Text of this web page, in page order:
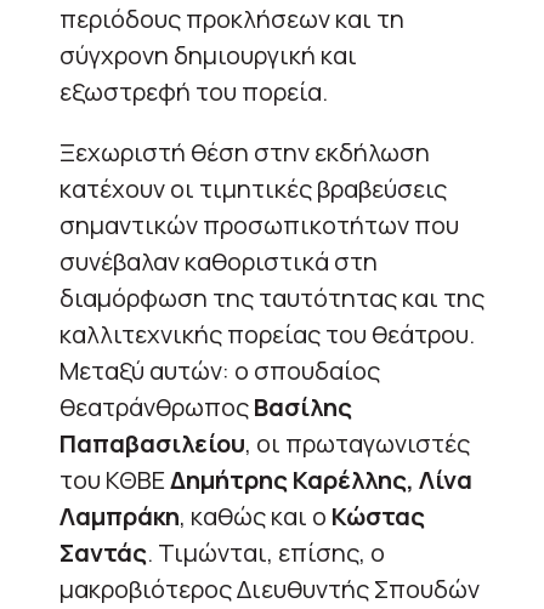
περιόδους προκλήσεων και τη
σύγχρονη δημιουργική και
εξωστρεφή του πορεία.
Ξεχωριστή θέση στην εκδήλωση
κατέχουν οι τιμητικές βραβεύσεις
σημαντικών προσωπικοτήτων που
συνέβαλαν καθοριστικά στη
διαμόρφωση της ταυτότητας και της
καλλιτεχνικής πορείας του θεάτρου.
Μεταξύ αυτών: ο σπουδαίος
θεατράνθρωποςΒασίλης
Παπαβασιλείου, οι πρωταγωνιστές
του ΚΘΒΕΔημήτρης Καρέλλης, Λίνα
Λαμπράκη, καθώς και ο Κώστας
Σαντάς. Τιμώνται, επίσης, ο
μακροβιότερος Διευθυντής Σπουδών